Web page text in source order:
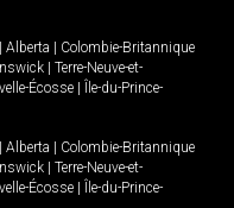
Alberta
Colombie-Britannique
Terre-Neuve-et-
Écosse
Île-du-Prince-
Alberta
Colombie-Britannique
Terre-Neuve-et-
Écosse
Île-du-Prince-